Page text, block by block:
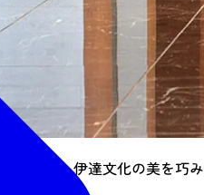
トランス：伊達文化の美を